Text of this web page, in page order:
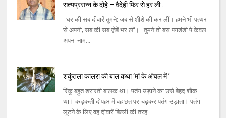
सत्यप्रसन्न के दोहे – वैदेही फिर से हर ली…
घर की सब दीवारें तुमने; जब से शीशे की कर लीं। हमने भी पत्थर
से अपनी; सब की सब ज़ेबें भर लीं। तुमने तो बस पगडंडी पे केवल
अपना नाम...
शकुंतला कालरा की बाल कथा ‘मां के अंचल में ’
रिंकू बहुत शरारती बालक था। पतंग उड़ाने का उसे बेहद शौक
था। कड़कती दोपहर में वह छत पर चढ़कर पतंग उड़ाता। पतंग
लूटने के लिए वह दीवारें बिल्ली की तरह ...